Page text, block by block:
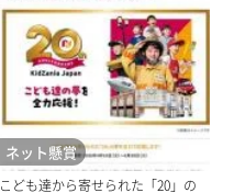
ネット懸賞
こども達から寄せられた「20」の